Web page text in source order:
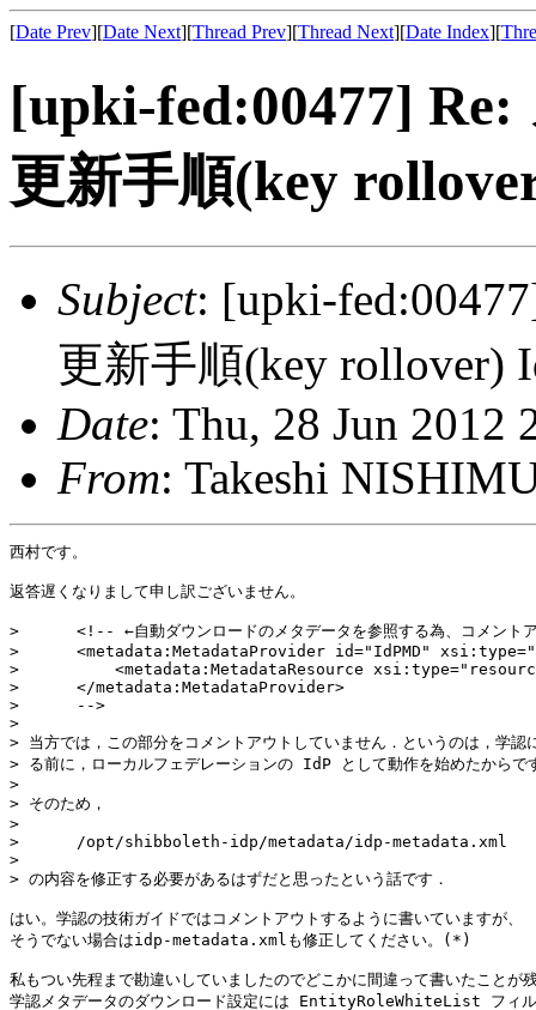
[Date Prev][Date Next][Thread Prev][Thread Next][Date Index][
[upki-fed:00477]
更新手順(key
Subject: [upki-
更新手順(key rollover)
Date: Thu, 28 Jun 2012
From: Takeshi
西村です。
返答遅くなりまして申し訳ございません。
>      <!-- ←自動ダウンロードのメタデータを参照する為、コメント
>      <metadata:MetadataProvider id="IdPMD"
>          <metadata:MetadataResource
>      </metadata:MetadataProvider>
>      -->
>
> 当方では，この部分をコメントアウトしていません．というのは，学認
> る前に，ローカルフェデレーションの IdP として動作を始めたからで
>
> そのため，
>
>      /opt/shibboleth-idp/metadata/idp-metadata.xml
>
> の内容を修正する必要があるはずだと思ったという話です．
はい。学認の技術ガイドではコメントアウトするように書いていますが、
そうでない場合はidp-metadata.xmlも修正してください。(*)
私もつい先程まで勘違いしていましたのでどこかに間違って書いたことが
学認メタデータのダウンロード設定には EntityRoleWhiteList フィル